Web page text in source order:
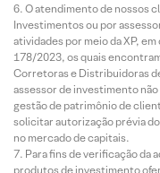
O atendimento de nossos
Investimentos ou por
atividades por meio da XP,
178/2023, os quais
Corretoras e Distribuidoras
assessor de investimento
gestão de patrimônio de
solicitar autorização prévia
no mercado de capitais.
Para fins de verificação da
produtos de investimento